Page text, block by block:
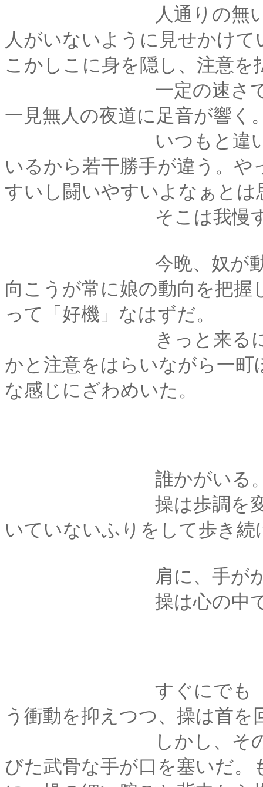
人通りの無い夜道へ
人がいないように見せかけ
こかしこに身を隠し、注意を
一定の速さで、操は
一見無人の夜道に足音が響く
いつもと違い、足首
いるから若干勝手が違う。
すいし闘いやすいよなぁとは
そこは我慢する
今晩、奴が動くかど
向こうが常に娘の動向を把
って「好機」なはずだ。
きっと来るに違いな
かと注意をはらいながら一
な感じにざわめいた。
誰かがいる。近づ
操は歩調を変えず、
いていないふりをして歩き
肩に、手がかか
操は心の中で「来
すぐにでも「とっ捕
う衝動を抑えつつ、操は首
しかし、その動作を
びた武骨な手が口を塞いだ